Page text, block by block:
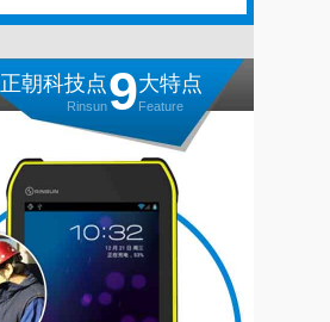
正朝科技点
Rinsun9大特点
Feature